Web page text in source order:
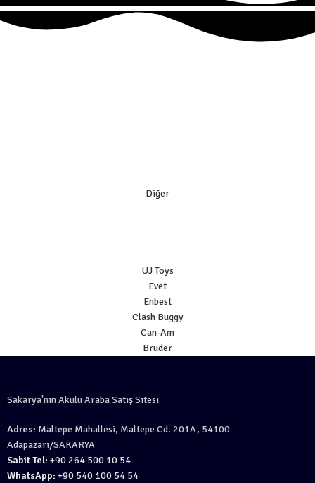
Diğer
UJ Toys
Evet
Enbest
Clash Buggy
Can-Am
Bruder
Sakarya'nın Akülü Araba Satış Sitesi
Adres: Maltepe Mahallesi, Maltepe Cd. 201A, 54100
Adapazarı/SAKARYA
Sabit Tel: +90 264 500 10 54
WhatsApp: +90 540 100 54 54